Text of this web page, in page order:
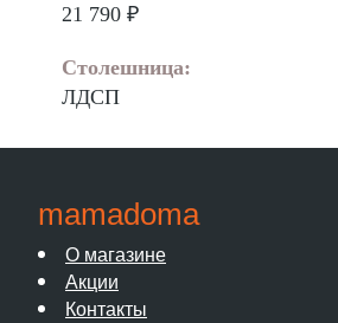
21 790 ₽
Столешница:
ЛДСП
mamadoma
О магазине
Акции
Контакты